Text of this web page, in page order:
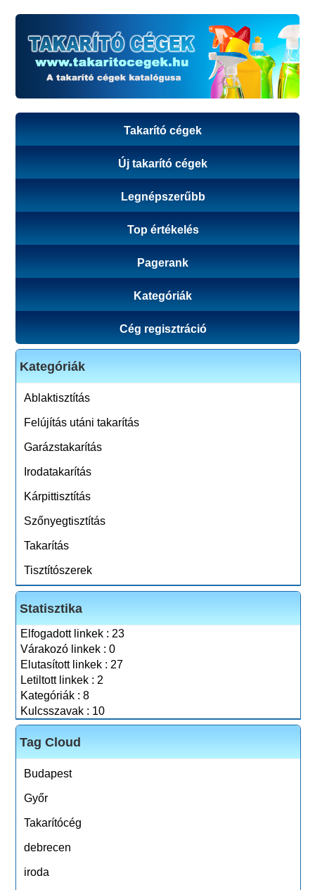
Takarító cégek
Új takarító cégek
Legnépszerűbb
Top értékelés
Pagerank
Kategóriák
Cég regisztráció
Kategóriák
Ablaktisztítás
Felújítás utáni takarítás
Garázstakarítás
Irodatakarítás
Kárpittisztítás
Szőnyegtisztítás
Takarítás
Tisztítószerek
Statisztika
Elfogadott linkek : 23
Várakozó linkek : 0
Elutasított linkek : 27
Letiltott linkek : 2
Kategóriák : 8
Kulcsszavak : 10
Tag Cloud
Budapest
Győr
Takarítócég
debrecen
iroda